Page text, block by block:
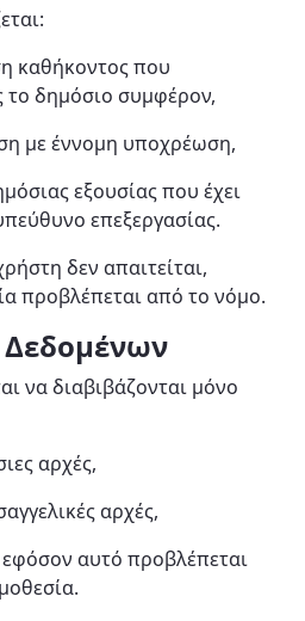
καθήκοντος που
το δημόσιο συμφέρον,
με έννομη υποχρέωση,
εξουσίας που έχει
επεξεργασίας.
δεν απαιτείται,
προβλέπεται από το νόμο.
να διαβιβάζονται μόνο
αρχές,
αρχές,
αυτό προβλέπεται